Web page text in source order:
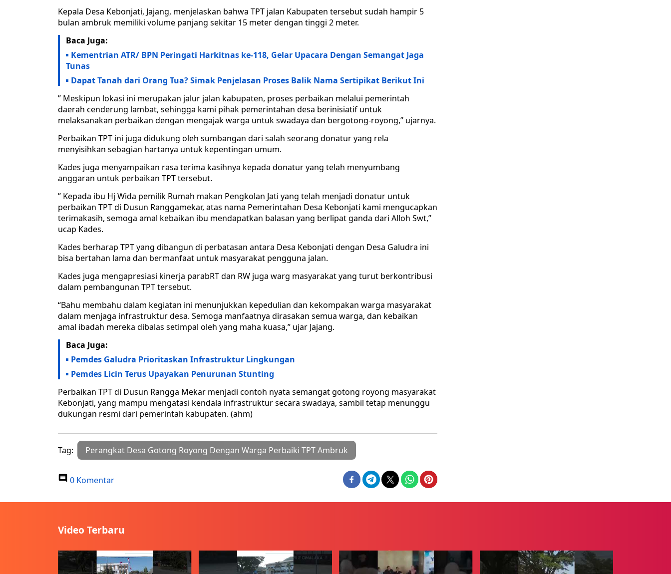
Kepala Desa Kebonjati, Jajang, menjelaskan bahwa TPT jalan Kabupaten tersebut sudah hampir 5
bulan ambruk memiliki volume panjang sekitar 15 meter dengan tinggi 2 meter.
Baca Juga:
Kementrian ATR/ BPN Peringati Harkitnas ke-118, Gelar Upacara Dengan Semangat Jaga
Tunas
Dapat Tanah dari Orang Tua? Simak Penjelasan Proses Balik Nama Sertipikat Berikut Ini
” Meskipun lokasi ini merupakan jalur jalan kabupaten, proses perbaikan melalui pemerintah
daerah cenderung lambat, sehingga kami pihak pemerintahan desa berinisiatif untuk
melaksanakan perbaikan dengan mengajak warga untuk swadaya dan bergotong-royong,” ujarnya.
Perbaikan TPT ini juga didukung oleh sumbangan dari salah seorang donatur yang rela
menyisihkan sebagian hartanya untuk kepentingan umum.
Kades juga menyampaikan rasa terima kasihnya kepada donatur yang telah menyumbang
anggaran untuk perbaikan TPT tersebut.
” Kepada ibu Hj Wida pemilik Rumah makan Pengkolan Jati yang telah menjadi donatur untuk
perbaikan TPT di Dusun Ranggamekar, atas nama Pemerintahan Desa Kebonjati kami mengucapkan
terimakasih, semoga amal kebaikan ibu mendapatkan balasan yang berlipat ganda dari Alloh Swt,”
ucap Kades.
Kades berharap TPT yang dibangun di perbatasan antara Desa Kebonjati dengan Desa Galudra ini
bisa bertahan lama dan bermanfaat untuk masyarakat pengguna jalan.
Kades juga mengapresiasi kinerja parabRT dan RW juga warg masyarakat yang turut berkontribusi
dalam pembangunan TPT tersebut.
“Bahu membahu dalam kegiatan ini menunjukkan kepedulian dan kekompakan warga masyarakat
dalam menjaga infrastruktur desa. Semoga manfaatnya dirasakan semua warga, dan kebaikan
amal ibadah mereka dibalas setimpal oleh yang maha kuasa,” ujar Jajang.
Baca Juga:
Pemdes Galudra Prioritaskan Infrastruktur Lingkungan
Pemdes Licin Terus Upayakan Penurunan Stunting
Perbaikan TPT di Dusun Rangga Mekar menjadi contoh nyata semangat gotong royong masyarakat
Kebonjati, yang mampu mengatasi kendala infrastruktur secara swadaya, sambil tetap menunggu
dukungan resmi dari pemerintah kabupaten. (ahm)
Tag: Perangkat Desa Gotong Royong Dengan Warga Perbaiki TPT Ambruk
0 Komentar
Video Terbaru